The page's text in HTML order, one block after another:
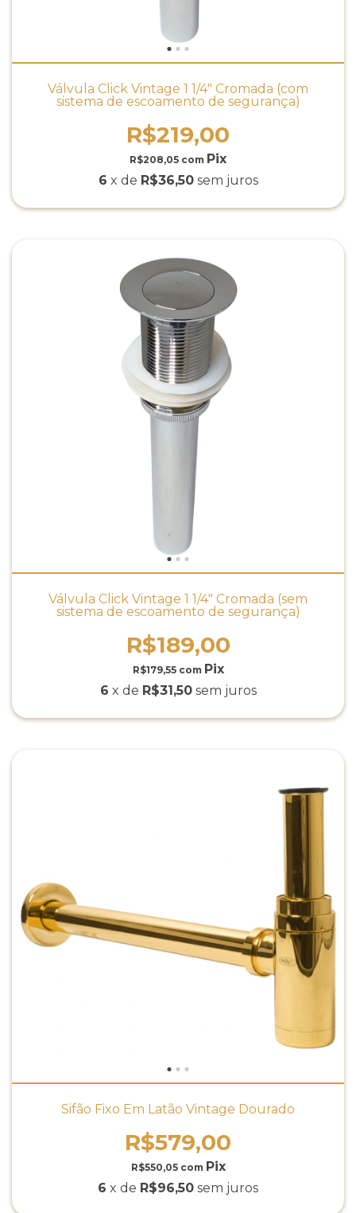
Válvula Click Vintage 1 1/4" Cromada (com
sistema de escoamento de segurança)
R$219,00
R$208,05 com
6 x de R$36,50 sem juros
Válvula Click Vintage 1 1/4" Cromada (sem
sistema de escoamento de segurança)
R$189,00
R$179,55 com
6 x de R$31,50 sem juros
Sifão Fixo Em Latão Vintage Dourado
R$579,00
R$550,05 com
6 x de R$96,50 sem juros